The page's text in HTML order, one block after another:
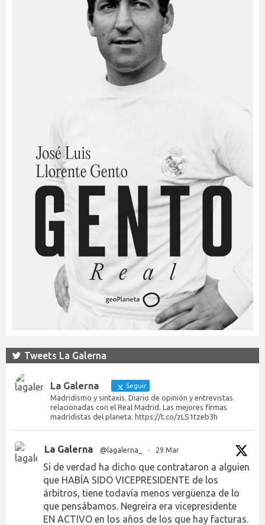
Tweets La Galerna
La Galerna Seguir
Madridismo y sintaxis. Diario de opinión y entrevistas
relacionadas con el Real Madrid. Las mejores firmas
madridistas del planeta. https://t.co/zLS1tzeb3h
La Galerna @lagalerna_ · 29 Mar
Si de verdad ha dicho que contrataron a alguien
que HABÍA SIDO VICEPRESIDENTE de los
árbitros, tiene todavía menos vergüenza de lo
que pensábamos. Negreira era vicepresidente
EN ACTIVO en los años de los que hay facturas.